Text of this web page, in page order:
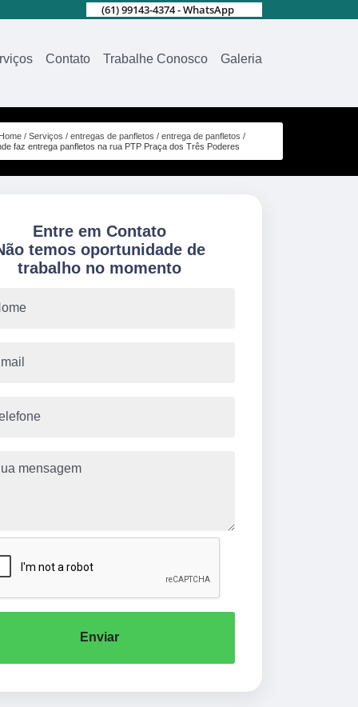
(61) 99143-4374 - WhatsApp
Contato Trabalhe Conosco Galeria
Serviços entregas de panfletos
entrega de panfletos
faz entrega panfletos na rua PTP Praça dos Três Poderes
Entre em Contato
temos oportunidade de
trabalho no momento
Enviar